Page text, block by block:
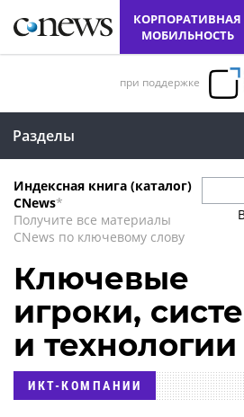
КОРПОРАТИВНАЯ
МОБИЛЬНОСТЬ
при поддержке
Разделы
Индексная книга (каталог)
CNews*
Получите все материалы
CNews по ключевому слову
Ключевые
игроки,
и технологии
ИКТ-КОМПАНИИ